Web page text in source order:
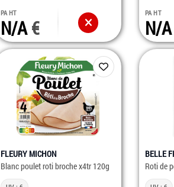
PA HT
N/A
PA HT
N/A
FLEURY MICHON
Blanc poulet roti broche x4tr 120g
BELLE
Roti de